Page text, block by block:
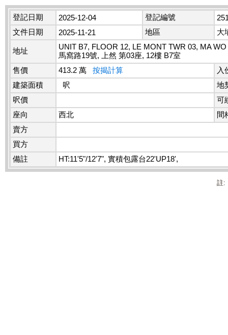
登記日期 2025-12-04 登記編號
文件日期
2025-11-21 地區 大
地址
UNIT B7, FLOOR 12, LE MONT TWR 03, MA
馬窩路19號, 上然 第03座, 12樓 B7室
售價
413.2 萬 按揭計算
入
建築面積
呎
地
呎價
可
座向
西北
間
賣方
買方
備註
HT:11'5"/12'7", 實積包露台22'UP18',
註: